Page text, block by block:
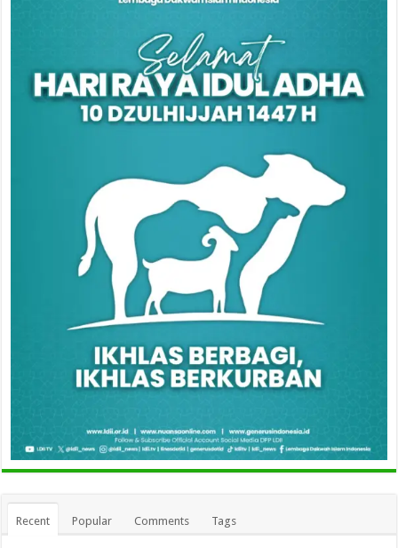
Recent Popular Comments Tags